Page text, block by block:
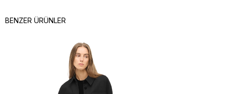
BENZER ÜRÜNLER